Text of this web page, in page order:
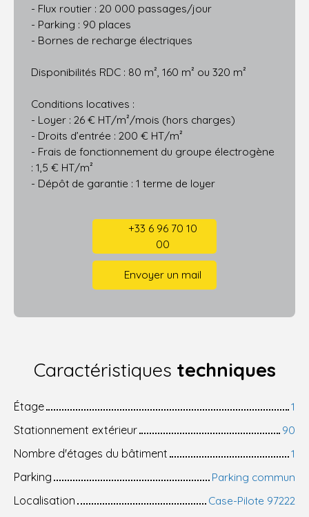
- Flux routier : 20 000 passages/jour
- Parking : 90 places
- Bornes de recharge électriques
Disponibilités RDC : 80 m², 160 m² ou 320 m²
Conditions locatives :
- Loyer : 26 € HT/m²/mois (hors charges)
- Droits d’entrée : 200 € HT/m²
- Frais de fonctionnement du groupe électrogène
: 1,5 € HT/m²
- Dépôt de garantie : 1 terme de loyer
+33 6 96 70 10
00
Envoyer un mail
Caractéristiques techniques
Étage
1
Stationnement extérieur
90
Nombre d'étages du bâtiment
1
Parking
Parking commun
Localisation
Case-Pilote 97222